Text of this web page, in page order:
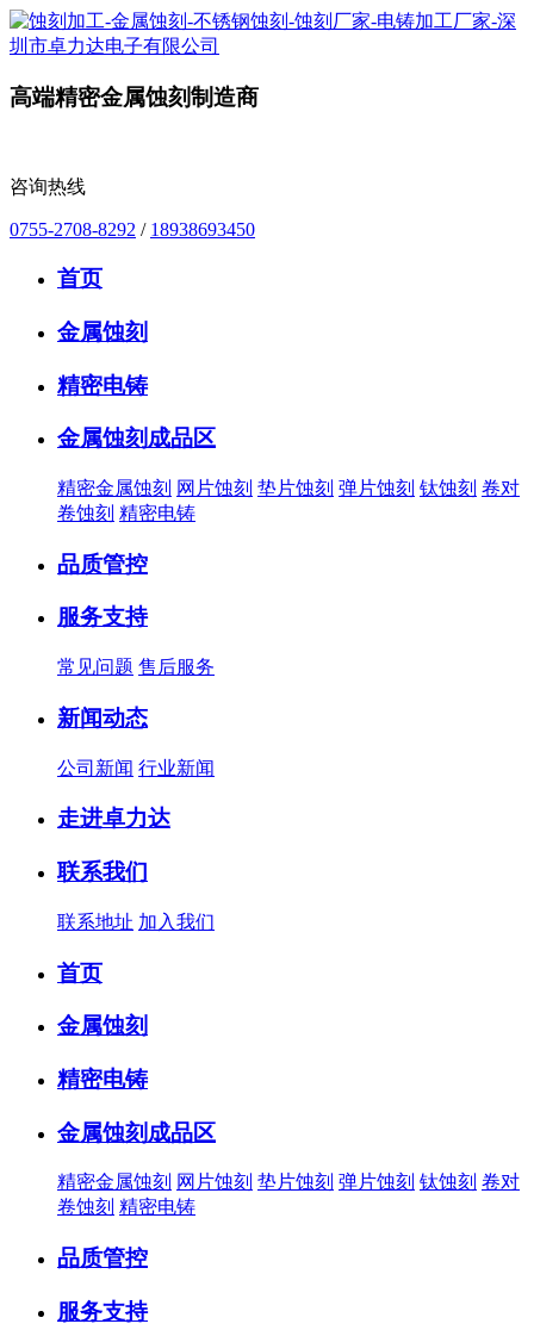
高端精密金属蚀刻制造商
咨询热线
0755-2708-8292 / 18938693450
首页
金属蚀刻
精密电铸
金属蚀刻成品区
精密金属蚀刻 网片蚀刻 垫片蚀刻 弹片蚀刻 钛蚀刻 卷对
卷蚀刻 精密电铸
品质管控
服务支持
常见问题 售后服务
新闻动态
公司新闻 行业新闻
走进卓力达
联系我们
联系地址 加入我们
首页
金属蚀刻
精密电铸
金属蚀刻成品区
精密金属蚀刻 网片蚀刻 垫片蚀刻 弹片蚀刻 钛蚀刻 卷对
卷蚀刻 精密电铸
品质管控
服务支持